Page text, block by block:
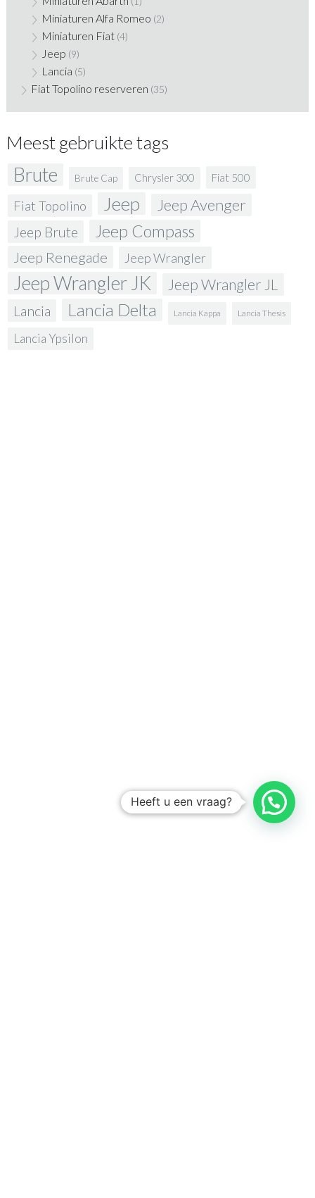
Miniaturen Alfa Romeo (2)
Miniaturen Fiat (4)
Jeep (9)
Lancia (5)
Fiat Topolino reserveren (35)
Meest gebruikte tags
Brute Brute Cap Chrysler 300 Fiat 500
Fiat Topolino Jeep Jeep Avenger
Jeep Brute Jeep Compass
Jeep Renegade Jeep Wrangler
Jeep Wrangler JK Jeep Wrangler JL
Lancia Lancia Delta Lancia Kappa Lancia Thesis
Lancia Ypsilon
Heeft u een vraag?